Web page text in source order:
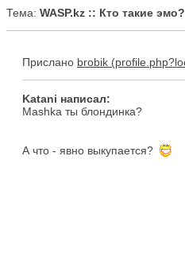
Тема: WASP.kz :: Кто такие эмо?
Прислано brobik
Katani написал:
Mashka ты блондинка?
А что - явно выкупается?